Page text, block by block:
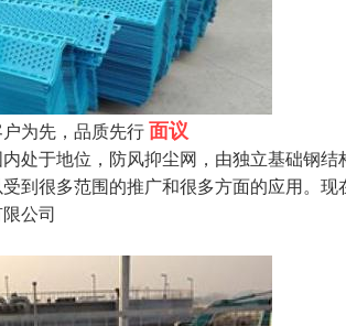
为先，品质先行面议
处于地位，防风抑尘网，由独立基础钢
到很多范围的推广和很多方面的应用。
公司